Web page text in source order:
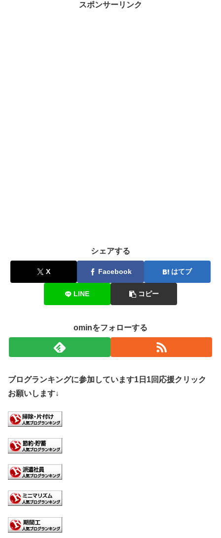
スポンサーリンク
シェアする
X Facebook はてブ
LINE コピー
ominをフォローする
ブログランキングに参加しています1日1回応援クリック
お願いします↓